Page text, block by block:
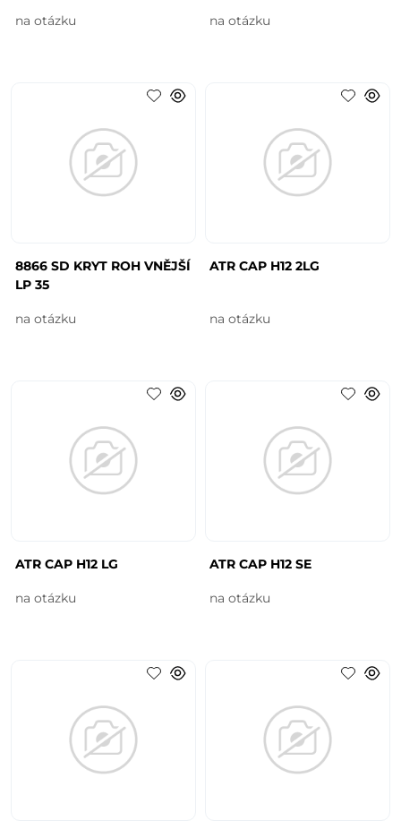
na otázku na otázku
8866 SD KRYT ROH VNĚJŠÍ
LP 35
na otázku
ATR CAP H12 2LG
na otázku
ATR CAP H12 LG
na otázku
ATR CAP H12 SE
na otázku